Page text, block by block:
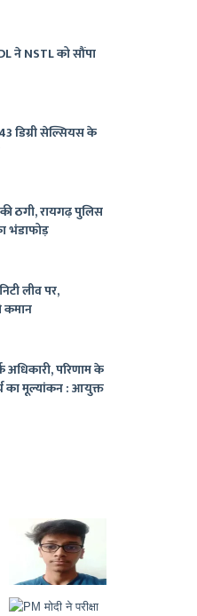
ने NSTL को सौंपा
डिग्री सेल्सियस के
ठगी, रायगढ़ पुलिस
भंडाफोड़
लीव पर,
कमान
अधिकारी, परिणाम के
का मूल्यांकन : आयुक्त